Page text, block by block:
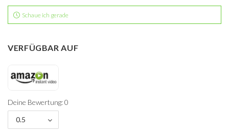
Schaue ich gerade
VERFÜGBAR AUF
Deine Bewertung: 0
0.5